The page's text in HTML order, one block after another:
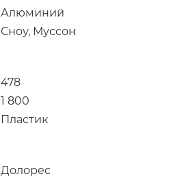
Алюминий
Сноу, Муссон
478
1 800
Пластик
Долорес